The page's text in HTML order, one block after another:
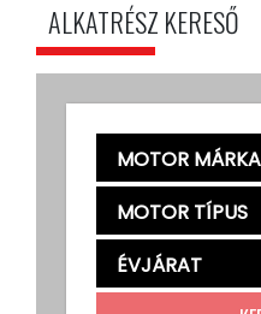
ALKATRÉSZ KERESŐ